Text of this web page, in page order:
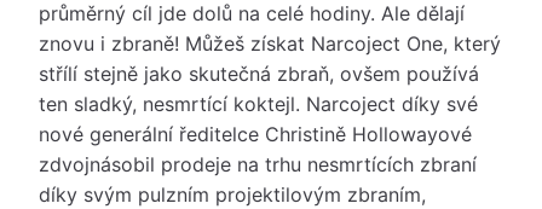
průměrný cíl jde dolů na celé hodiny. Ale dělají
znovu i zbraně! Můžeš získat Narcoject One, který
střílí stejně jako skutečná zbraň, ovšem používá
ten sladký, nesmrtící koktejl. Narcoject díky své
nové generální ředitelce Christině Hollowayové
zdvojnásobil prodeje na trhu nesmrtících zbraní
díky svým pulzním projektilovým zbraním,